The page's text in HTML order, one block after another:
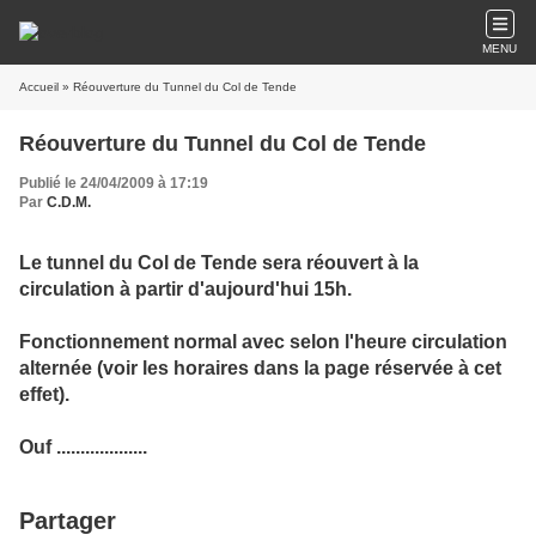
MENU
Accueil » Réouverture du Tunnel du Col de Tende
Réouverture du Tunnel du Col de Tende
Publié le 24/04/2009 à 17:19
Par C.D.M.
Le tunnel du Col de Tende sera réouvert à la
circulation à partir d'aujourd'hui 15h.
Fonctionnement normal avec selon l'heure circulation
alternée (voir les horaires dans la page réservée à cet
effet).
Ouf ...................
Partager